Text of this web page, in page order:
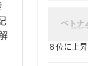
８位に上昇